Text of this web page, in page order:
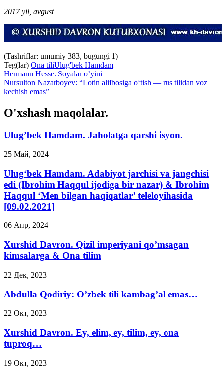
2017 yil, avgust
(Tashriflar: umumiy 383, bugungi 1)
Teg(lar) Ona tiliUlug'bek Hamdam
Hermann Hesse. Soyalar o’yini
Nursulton Nazarboyev: “Lotin alifbosiga o‘tish — rus tilidan voz
kechish emas”
O'xshash maqolalar.
Ulug’bek Hamdam. Jaholatga qarshi isyon.
25 Май, 2024
Ulug‘bek Hamdam. Adabiyot jarchisi va jangchisi
edi (Ibrohim Haqqul ijodiga bir nazar) & Ibrohim
Haqqul ‘Men bilgan haqiqatlar’ teleloyihasida
[09.02.2021]
06 Апр, 2024
Xurshid Davron. Qizil imperiyani qo’msagan
kimsalarga & Ona tilim
22 Дек, 2023
Abdulla Qodiriy: O’zbek tili kambag’al emas…
22 Окт, 2023
Xurshid Davron. Ey, elim, ey, tilim, ey, ona
tuproq…
19 Окт, 2023